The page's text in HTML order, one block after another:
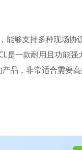
能够支持多种现场
是一款耐用且功能
品，非常适合需要高